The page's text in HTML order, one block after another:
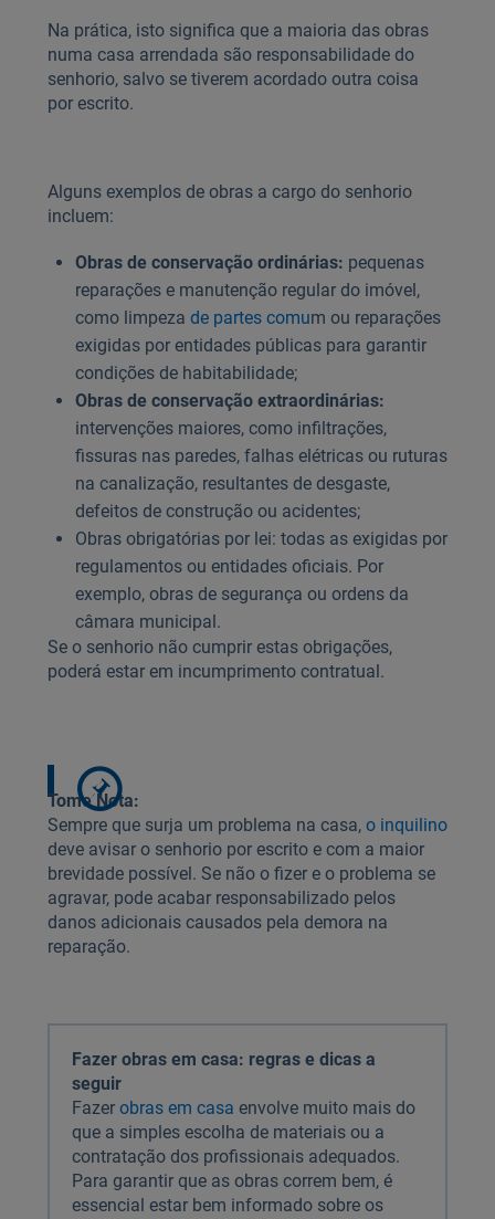
Na prática, isto significa que a maioria das obras
numa casa arrendada são responsabilidade do
senhorio, salvo se tiverem acordado outra coisa
por escrito.
Alguns exemplos de obras a cargo do senhorio
incluem:
Obras de conservação ordinárias: pequenas
reparações e manutenção regular do imóvel,
como limpeza de partes comum ou reparações
exigidas por entidades públicas para garantir
condições de habitabilidade;
Obras de conservação extraordinárias:
intervenções maiores, como infiltrações,
fissuras nas paredes, falhas elétricas ou ruturas
na canalização, resultantes de desgaste,
defeitos de construção ou acidentes;
Obras obrigatórias por lei: todas as exigidas por
regulamentos ou entidades oficiais. Por
exemplo, obras de segurança ou ordens da
câmara municipal.
Se o senhorio não cumprir estas obrigações,
poderá estar em incumprimento contratual.
Tome Nota:
Sempre que surja um problema na casa, o inquilino
deve avisar o senhorio por escrito e com a maior
brevidade possível. Se não o fizer e o problema se
agravar, pode acabar responsabilizado pelos
danos adicionais causados pela demora na
reparação.
Fazer obras em casa: regras e dicas a
seguir
Fazer obras em casa envolve muito mais do
que a simples escolha de materiais ou a
contratação dos profissionais adequados.
Para garantir que as obras correm bem, é
essencial estar bem informado sobre os